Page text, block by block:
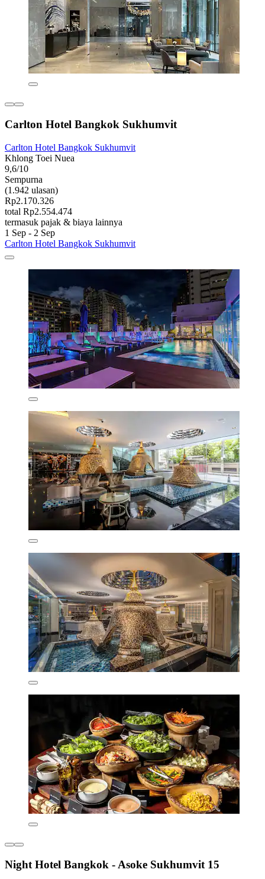
Carlton Hotel Bangkok Sukhumvit
Carlton Hotel Bangkok Sukhumvit
Khlong Toei Nuea
9,6/10
Sempurna
(1.942 ulasan)
Rp2.170.326
total Rp2.554.474
termasuk pajak & biaya lainnya
1 Sep - 2 Sep
Carlton Hotel Bangkok Sukhumvit
Night Hotel Bangkok - Asoke Sukhumvit 15